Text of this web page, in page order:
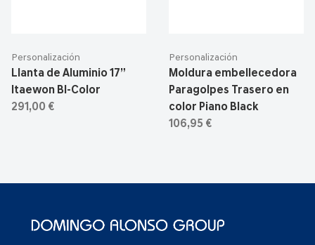
Personalización
Llanta de Aluminio 17”
Itaewon BI-Color
291,00 €
Personalización
Moldura embellecedora
Paragolpes Trasero en
color Piano Black
106,95 €